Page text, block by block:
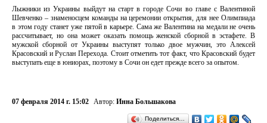
Лыжники из Украины выйдут на старт в городе Сочи во главе с Валентиной
Шевченко – знаменосцем команды на церемонии открытия, для нее Олимпиада
в этом году станет уже пятой в карьере. Сама же Валентина на медали не очень
рассчитывает, но она может оказать помощь женской сборной в эстафете. В
мужской сборной от Украины выступят только двое мужчин, это Алексей
Красовский и Руслан Перехода. Стоит отметить тот факт, что Красовский будет
выступать еще в юниорах, поэтому в Сочи он едет прежде всего за опытом.
07 февраля 2014 г. 15:02 Автор: Инна Большакова
Поделиться…